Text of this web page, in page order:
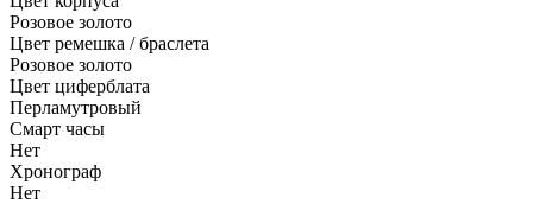
Розовое золото
Цвет ремешка / браслета
Розовое золото
Цвет циферблата
Перламутровый
Смарт часы
Нет
Хронограф
Нет